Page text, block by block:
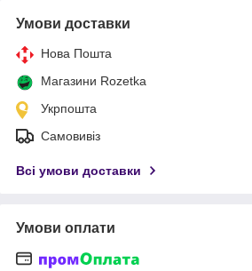
Умови доставки
Нова Пошта
Магазини Rozetka
Укрпошта
Самовивіз
Всі умови доставки
Умови оплати